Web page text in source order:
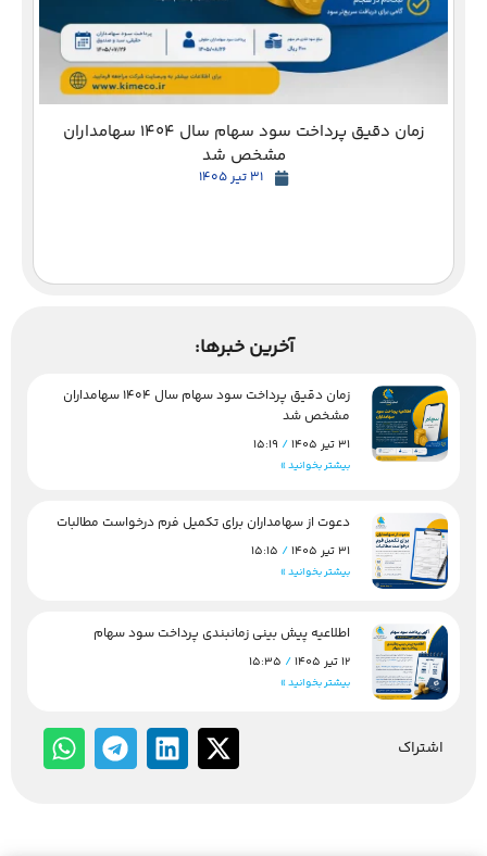
زمان دقیق پرداخت سود سهام سال 1404 سهامداران
مشخص شد
31 تیر 1405
اشتراک
آخرین خبرها:
زمان دقیق پرداخت سود سهام سال 1404 سهامداران
مشخص شد
31 تیر 1405
بیشتر بخوانید »
دعوت از سهامداران برای تکمیل فرم درخواست مطالبات
31 تیر 1405
بیشتر بخوانید »
اطلاعیه پیش بینی زمانبندی پرداخت سود سهام
12 تیر 1405
بیشتر بخوانید »